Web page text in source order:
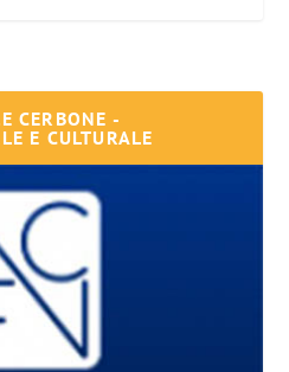
CERBONE -
E CULTURALE